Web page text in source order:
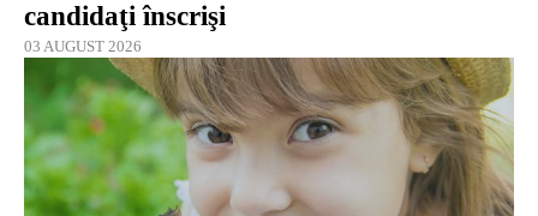
candidaţi înscrişi
03 AUGUST 2026